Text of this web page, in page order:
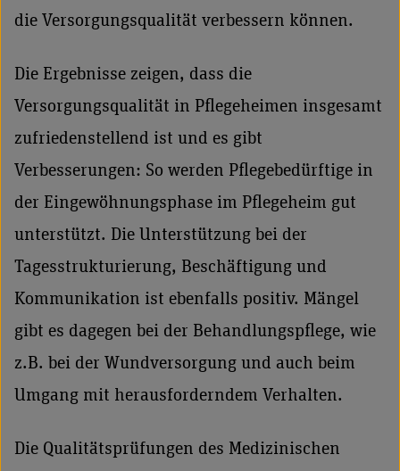
die Versorgungsqualität verbessern können.
Die Ergebnisse zeigen, dass die
Versorgungsqualität in Pflegeheimen insgesamt
zufriedenstellend ist und es gibt
Verbesserungen: So werden Pflegebedürftige in
der Eingewöhnungsphase im Pflegeheim gut
unterstützt. Die Unterstützung bei der
Tagesstrukturierung, Beschäftigung und
Kommunikation ist ebenfalls positiv. Mängel
gibt es dagegen bei der Behandlungspflege, wie
z.B. bei der Wundversorgung und auch beim
Umgang mit herausforderndem Verhalten.
Die Qualitätsprüfungen des Medizinischen